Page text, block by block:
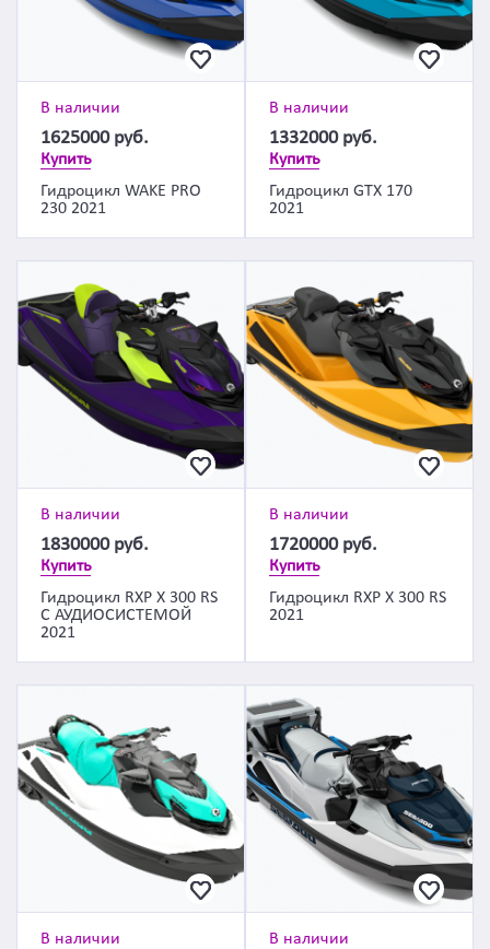
В наличии
1625000 руб.
Купить
Гидроцикл WAKE PRO
230 2021
В наличии
1332000 руб.
Купить
Гидроцикл GTX 170
2021
В наличии
1830000 руб.
Купить
Гидроцикл RXP X 300 RS
С АУДИОСИСТЕМОЙ
2021
В наличии
1720000 руб.
Купить
Гидроцикл RXP X 300 RS
2021
В наличии В наличии